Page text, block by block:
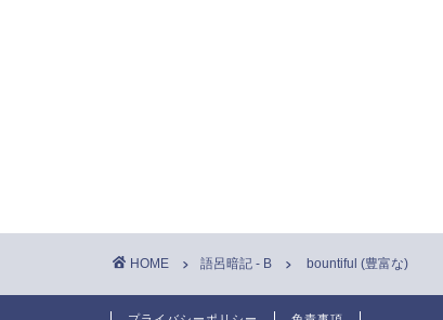
HOME 語呂暗記 - B bountiful (豊富な)